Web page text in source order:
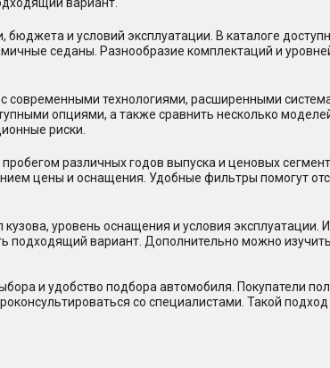
и условий эксплуатации. В каталоге
седаны. Разнообразие комплектаций и
технологиями, расширенными
опциями, а также сравнить несколько
риски.
различных годов выпуска и ценовых
цены и оснащения. Удобные фильтры помогут
уровень оснащения и условия эксплуатации.
подходящий вариант. Дополнительно можно
и удобство подбора автомобиля. Покупатели
со специалистами. Такой